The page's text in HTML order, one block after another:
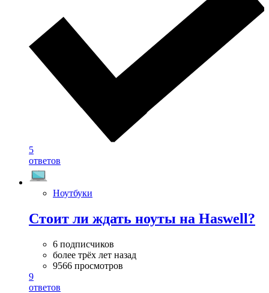
5
ответов
Ноутбуки
Стоит ли ждать ноуты на Haswell?
6 подписчиков
более трёх лет назад
9566 просмотров
9
ответов